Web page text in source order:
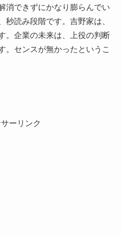
消できずにかなり膨らんでい
秒読み段階です。吉野家は、
。企業の未来は、上役の判断
。センスが無かったというこ
ーリンク